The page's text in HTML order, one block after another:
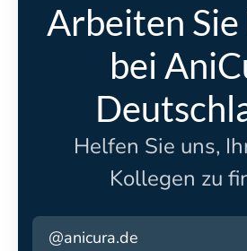
Arbeiten
bei
Helfen Sie uns,
Kollegen zu
@anicura.de